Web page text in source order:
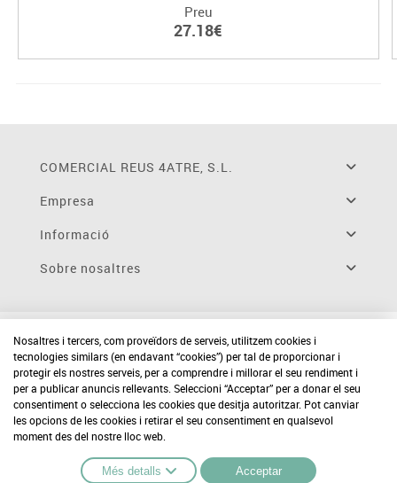
Preu
27.18€
COMERCIAL REUS 4ATRE, S.L.
Empresa
Informació
Sobre nosaltres
Nosaltres i tercers, com proveïdors de serveis, utilitzem cookies i
tecnologies similars (en endavant “cookies”) per tal de proporcionar i
protegir els nostres serveis, per a comprendre i millorar el seu rendiment i
per a publicar anuncis rellevants. Seleccioni “Acceptar” per a donar el seu
consentiment o selecciona les cookies que desitja autoritzar. Pot canviar
les opcions de les cookies i retirar el seu consentiment en qualsevol
moment des del nostre lloc web.
Més detalls Acceptar